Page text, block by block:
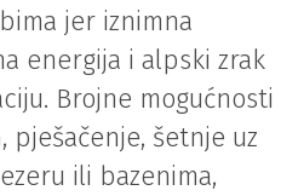
jer iznimna
energija i alpski zrak
Brojne mogućnosti
pješačenje, šetnje uz
ili bazenima,